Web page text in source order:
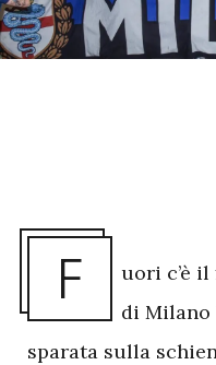
F
uori c’è
di Milano
sparata sulla